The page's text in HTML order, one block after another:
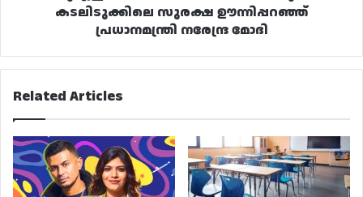
കടലിടുക്കിലെ സുരക്ഷ ഊന്നിപ്പറഞ്ഞ്
പ്രധാനമന്ത്രി നരേന്ദ്ര മോദി
Related Articles